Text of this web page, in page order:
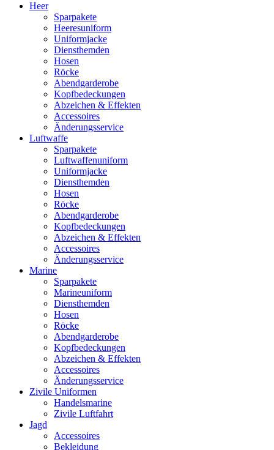
Heer
Sparpakete
Heeresuniform
Uniformjacke
Diensthemden
Hosen
Röcke
Abendgarderobe
Kopfbedeckungen
Abzeichen & Effekten
Accessoires
Änderungsservice
Luftwaffe
Sparpakete
Luftwaffenuniform
Uniformjacke
Diensthemden
Hosen
Röcke
Abendgarderobe
Kopfbedeckungen
Abzeichen & Effekten
Accessoires
Änderungsservice
Marine
Sparpakete
Marineuniform
Diensthemden
Hosen
Röcke
Abendgarderobe
Kopfbedeckungen
Abzeichen & Effekten
Accessoires
Änderungsservice
Zivile Uniformen
Handelsmarine
Zivile Luftfahrt
Jagd
Accessoires
Bekleidung